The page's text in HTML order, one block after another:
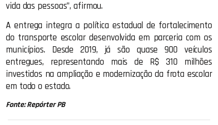
vida das pessoas”, afirmou.
A entrega integra a política estadual de fortalecimento
do transporte escolar desenvolvida em parceria com os
municípios. Desde 2019, já são quase 900 veículos
entregues, representando mais de R$ 310 milhões
investidos na ampliação e modernização da frota escolar
em todo o estado.
Fonte: Repórter PB